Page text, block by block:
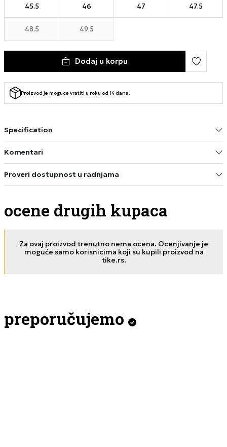
45.5 46 47 47.5
48.5 49.5
Dodaj u korpu
Proizvod je moguce vratiti u roku od 14 dana.
Specification
Komentari
Proveri dostupnost u radnjama
ocene drugih kupaca
Za ovaj proizvod trenutno nema ocena. Ocenjivanje je
moguće samo korisnicima koji su kupili proizvod na
tike.rs.
preporučujemo